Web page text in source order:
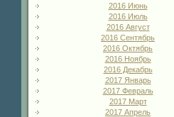
2016 Июнь
2016 Июль
2016 Август
2016 Сентябрь
2016 Октябрь
2016 Ноябрь
2016 Декабрь
2017 Январь
2017 Февраль
2017 Март
2017 Апрель